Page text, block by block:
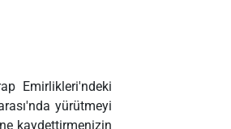
Emirlikleri'ndeki
yürütmeyi
kaydettirmenizin